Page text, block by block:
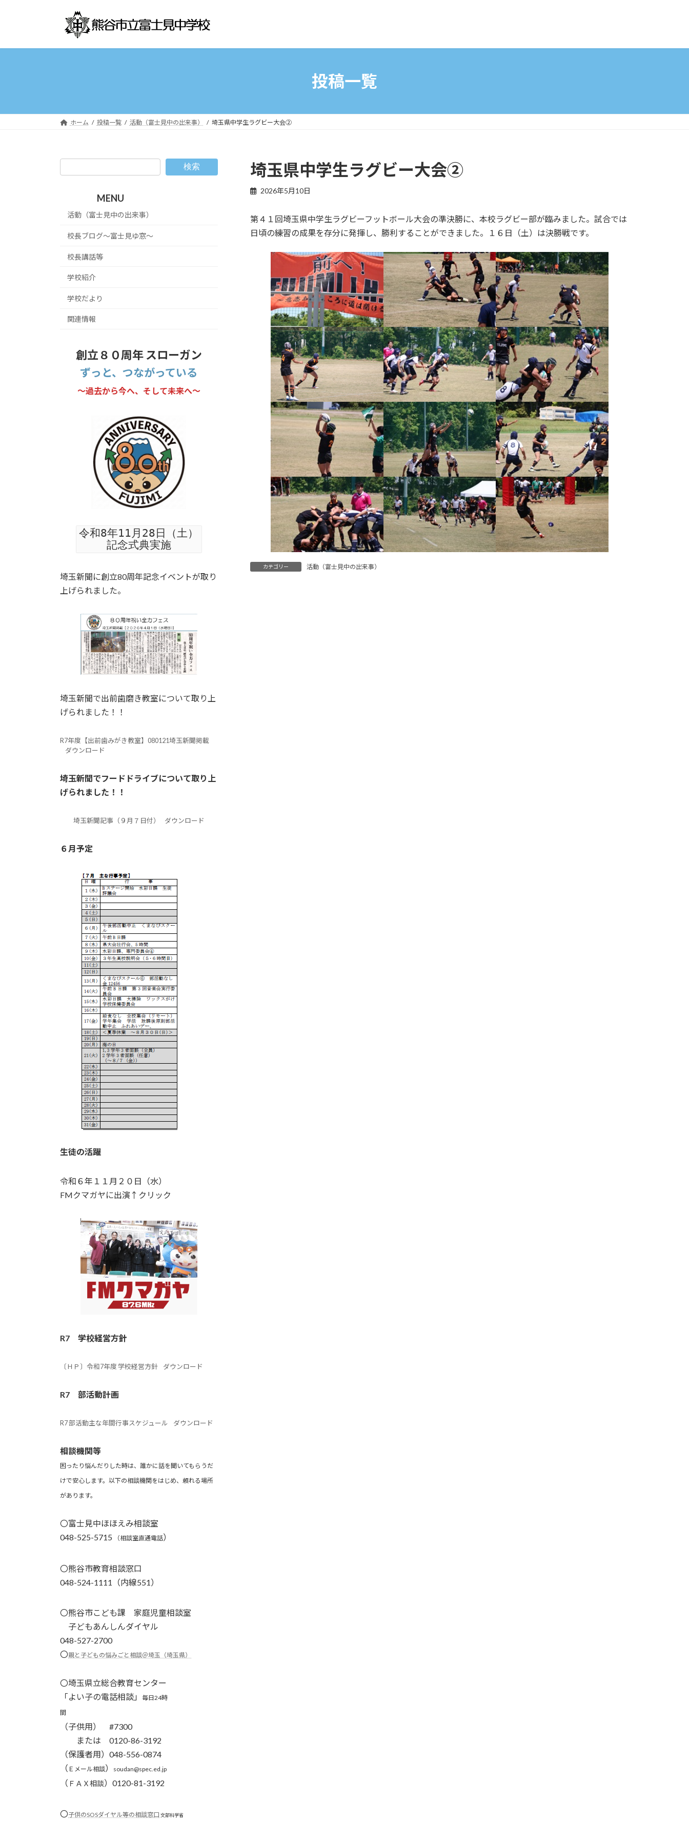
プ
動
投稿一覧
ホーム 投稿一覧 活動（富士見中の出来事） 埼玉県中学生ラグビー大会②
埼玉県中学生ラグビー大会②
2026年5月10日
第４１回埼玉県中学生ラグビーフットボール大会の準決勝に、本校ラグビー部が臨みました。試合では
日頃の練習の成果を存分に発揮し、勝利することができました。１６日（土）は決勝戦です。
カテゴリー 活動（富士見中の出来事）
検索
MENU
活動（富士見中の出来事）
校長ブログ～富士見ゆ窓～
校長講話等
学校紹介
学校だより
関連情報
創立８０周年 スローガン
ずっと、つながっている
～過去から今へ、そして未来へ～
令和8年11月28日（土）
記念式典実施
埼玉新聞に創立80周年記念イベントが取り
上げられました。
埼玉新聞で出前歯磨き教室について取り上
げられました！！
R7年度【出前歯みがき教室】080121埼玉新聞掲載
ダウンロード
埼玉新聞でフードドライブについて取り上
げられました！！
埼玉新聞記事（９月７日付） ダウンロード
６月予定
生徒の活躍
令和６年１１月２０日（水）
FMクマガヤに出演↑クリック
R7 学校経営方針
〔ＨＰ〕令和7年度 学校経営方針 ダウンロード
R7 部活動計画
R7 部活動主な年間行事スケジュール ダウンロード
相談機関等
困ったり悩んだりした時は、誰かに話を聞いてもらうだ
けで安心します。以下の相談機関をはじめ、頼れる場所
があります。
〇富士見中ほほえみ相談室
048-525-5715
（相談室直通電話）
〇熊谷市教育相談窓口
048-524-1111（内線551）
〇熊谷市こども課 家庭児童相談室
子どもあんしんダイヤル
048-527-2700
〇親と子どもの悩みごと相談＠埼玉（埼玉県）
〇埼玉県立総合教育センター
「よい子の電話相談」
毎日24時
間
（子供用） #7300
または 0120-86-3192
（保護者用）048-556-0874
（ Ｅメール相談） soudan@spec.ed.jp
（ ＦＡＸ相談）0120-81-3192
〇子供のSOSダイヤル等の相談窓口 文部科学省